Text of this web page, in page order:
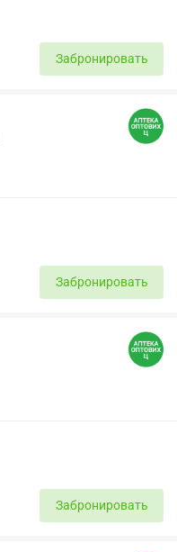
Забронировать
Забронировать
Забронировать